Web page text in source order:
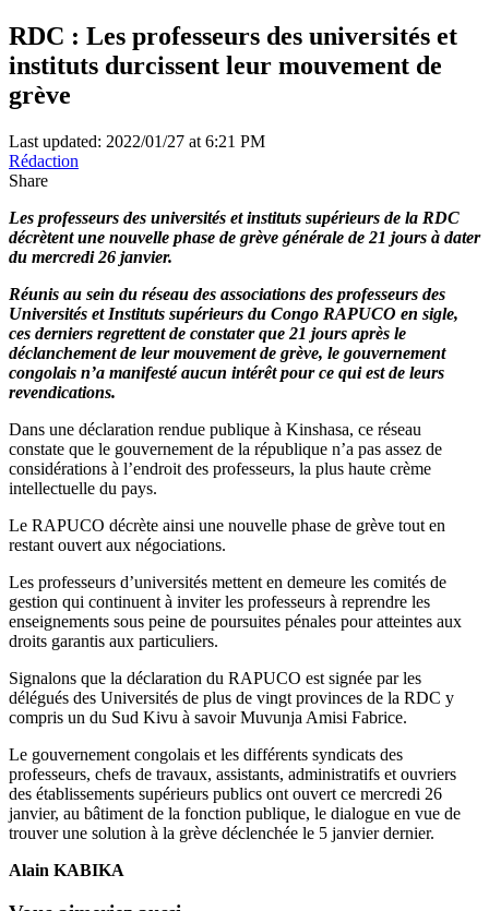
RDC : Les professeurs des universités et
instituts durcissent leur mouvement de
grève
Last updated: 2022/01/27 at 6:21 PM
Rédaction
Share
Les professeurs des universités et instituts supérieurs de la RDC
décrètent une nouvelle phase de grève générale de 21 jours à dater
du mercredi 26 janvier.
Réunis au sein du réseau des associations des professeurs des
Universités et Instituts supérieurs du Congo RAPUCO en sigle,
ces derniers regrettent de constater que 21 jours après le
déclanchement de leur mouvement de grève, le gouvernement
congolais n’a manifesté aucun intérêt pour ce qui est de leurs
revendications.
Dans une déclaration rendue publique à Kinshasa, ce réseau
constate que le gouvernement de la république n’a pas assez de
considérations à l’endroit des professeurs, la plus haute crème
intellectuelle du pays.
Le RAPUCO décrète ainsi une nouvelle phase de grève tout en
restant ouvert aux négociations.
Les professeurs d’universités mettent en demeure les comités de
gestion qui continuent à inviter les professeurs à reprendre les
enseignements sous peine de poursuites pénales pour atteintes aux
droits garantis aux particuliers.
Signalons que la déclaration du RAPUCO est signée par les
délégués des Universités de plus de vingt provinces de la RDC y
compris un du Sud Kivu à savoir Muvunja Amisi Fabrice.
Le gouvernement congolais et les différents syndicats des
professeurs, chefs de travaux, assistants, administratifs et ouvriers
des établissements supérieurs publics ont ouvert ce mercredi 26
janvier, au bâtiment de la fonction publique, le dialogue en vue de
trouver une solution à la grève déclenchée le 5 janvier dernier.
Alain KABIKA